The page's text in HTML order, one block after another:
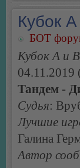
Кубок
БОТ
Кубок А и
04.11.2019
Тандем -
Судья:
Лучшие
Галина
Автор